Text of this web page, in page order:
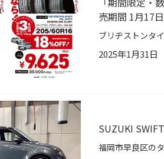
売期間 1月17
2025年1月31日
SUZUKI